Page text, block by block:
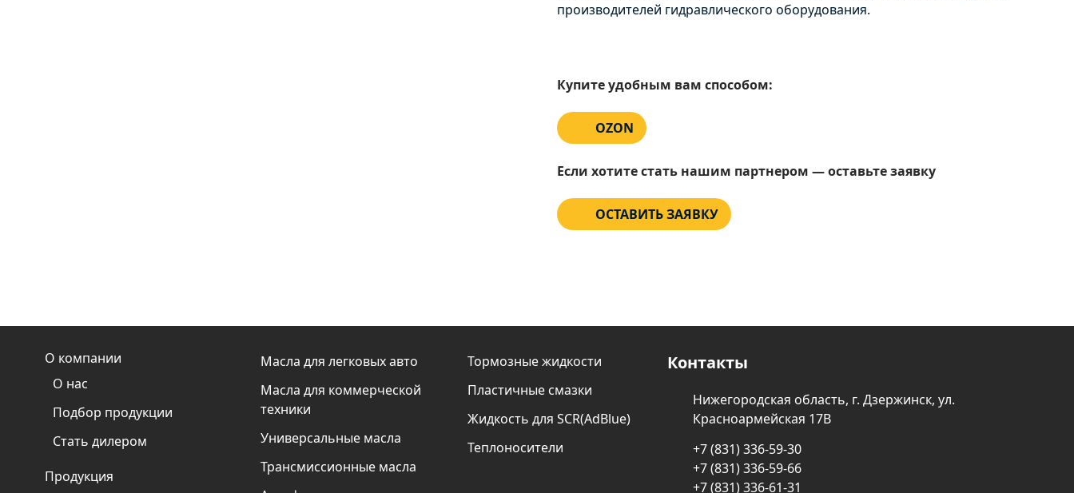
производителей гидравлического оборудования.
Купите удобным вам способом:
OZON
Если хотите стать нашим партнером — оставьте заявку
ОСТАВИТЬ ЗАЯВКУ
О компании
О нас
Подбор продукции
Стать дилером
Продукция
Масла для легковых авто
Масла для коммерческой
техники
Универсальные масла
Трансмиссионные масла
Тормозные жидкости
Пластичные смазки
Жидкость для SCR(AdBlue)
Теплоносители
Контакты
Нижегородская область, г. Дзержинск, ул.
Красноармейская 17В
+7 (831) 336-59-30
+7 (831) 336-59-66
+7 (831) 336-61-31
Оставьте заявку
Оставьте заявку